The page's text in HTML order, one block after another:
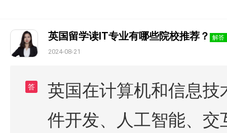
英国留学读IT专业有哪些院校推荐？ 解答
2024-08-21
答
英国在计算机和信息
件开发、人工智能、